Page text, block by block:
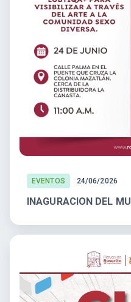
EVENTOS 24/06/2026
INAGURACION DEL